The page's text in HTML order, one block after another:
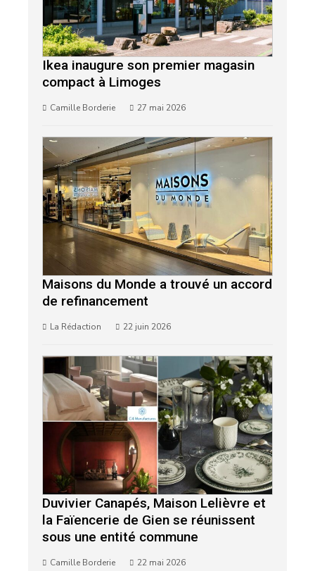
Ikea inaugure son premier magasin
compact à Limoges
Camille Borderie 27 mai 2026
Maisons du Monde a trouvé un accord
de refinancement
La Rédaction 22 juin 2026
Duvivier Canapés, Maison Lelièvre et
la Faïencerie de Gien se réunissent
sous une entité commune
Camille Borderie 22 mai 2026